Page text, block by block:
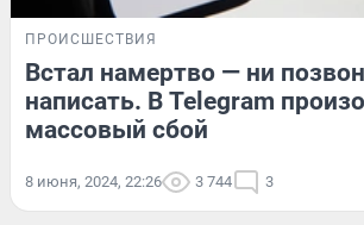
ПРОИСШЕСТВИЯ
Встал намертво — ни
написать. В Telegram
массовый сбой
8 июня, 2024, 22:26 3 744 3